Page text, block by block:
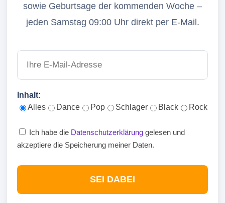
sowie Geburtsage der kommenden Woche –
jeden Samstag 09:00 Uhr direkt per E-Mail.
Inhalt:
Alles
Dance Pop Schlager Black Rock
Ich habe die Datenschutzerklärung gelesen und
akzeptiere die Speicherung meiner Daten.
SEI DABEI